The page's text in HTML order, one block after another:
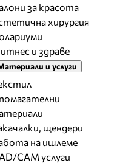
за красота
хирургия
и здраве
и услуги
щендери
на ишлеме
CAM услуги